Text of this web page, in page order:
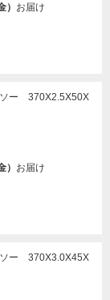
お届け
ー 370X2.5X50X
お届け
ー 370X3.0X45X